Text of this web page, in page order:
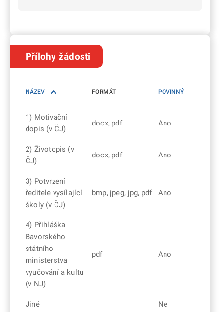
Přílohy žádosti
NÁZEV FORMÁT POVINNÝ
1) Motivační
dopis (v ČJ)
docx, pdf Ano
2) Životopis (v
ČJ)
docx, pdf Ano
3) Potvrzení
ředitele vysílající
školy (v ČJ)
bmp, jpeg, jpg, pdf Ano
4) Přihláška
Bavorského
státního
ministerstva
vyučování a kultu
(v NJ)
pdf Ano
Jiné Ne